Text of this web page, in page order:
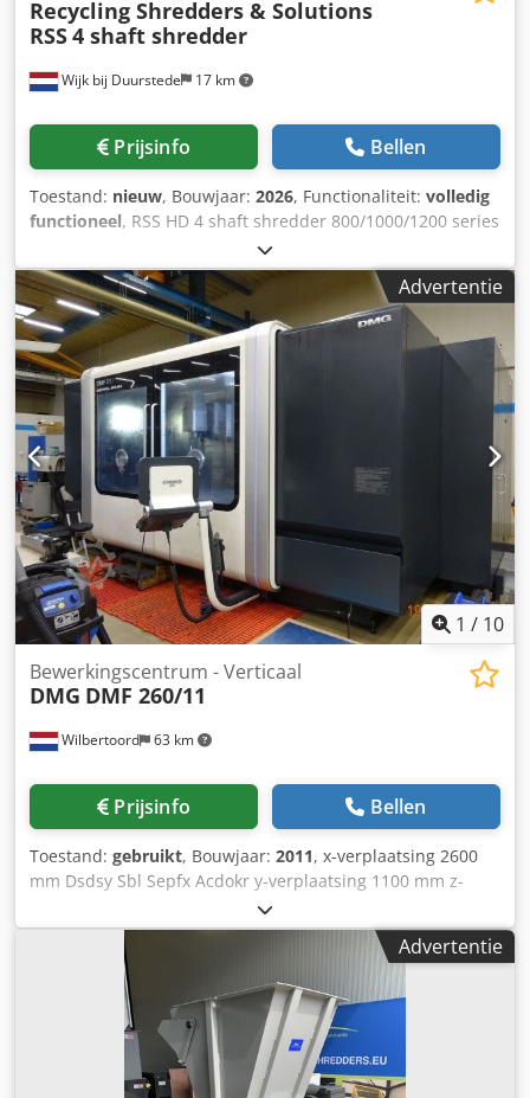
Wijk bij Duurstede 17 km
Recycling Shredders & Solutions
RSS4 shaft shredder
Prijsinfo Bellen
Toestand: nieuw, Bouwjaar: 2026, Functionaliteit: volledig
functioneel, RSS HD 4 shaft shredder 800/1000/1200 series
2X 22 kW, (2 x18,5 of 2 x 30 mogelijk) of uw wens. Met
hydraulisch zeefpakket, verwisselen/schoonmaken zeef in
ca. slechts 10 minuten. 40 mm messen. of andere maten
mogelijk Dsdpfoh N Dmnsx Acdjkr 40, 50 mm zeef dek.
Aanpassingen aan b.v. messen, motoren, zeef, frame
mogelijk. Toe- en afvoerbanden, opslag, metaalscheiding
mogelijk. Grotere of kleinere modellen ook beschikbaar.
optioneel Snel Hydraulisch schoonmaak of verwissel
systeem t.b.v. de zeef voor meer informatie of advies,
contact ons. Leveringscondities RSS, Levertijd in overleg.
Garantie en NL CE certificaat. plaatsen/montage mogelijk.
Bezichtigen Mogelijk. Reacties: Met Naam, firma naam en
telefoonnummer.
Advertentie
1 / 10
Wilbertoord 63 km
Bewerkingscentrum - Verticaal
DMG DMF 260/11
Prijsinfo Bellen
Toestand: gebruikt, Bouwjaar: 2011, x-verplaatsing 2600
mm Dsdsy Sbl Sepfx Acdokr y-verplaatsing 1100 mm z-
verplaatsing 900 mm Besturing Heidenhain 530 b-as +/-
110° Machinegewicht ca. 25.050 kg HSK63 Magazijn voor
30 gereedschappen 18.000 tpm
Advertentie